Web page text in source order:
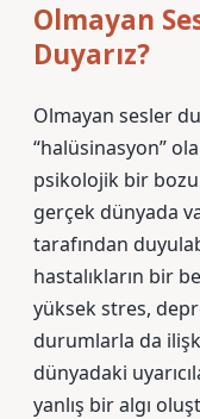
Olmayan
Duyarız?
Olmayan sesler
“halüsinasyon”
psikolojik bir
gerçek dünyada
tarafından
hastalıkların bir
yüksek stres,
durumlarla da
dünyadaki
yanlış bir algı